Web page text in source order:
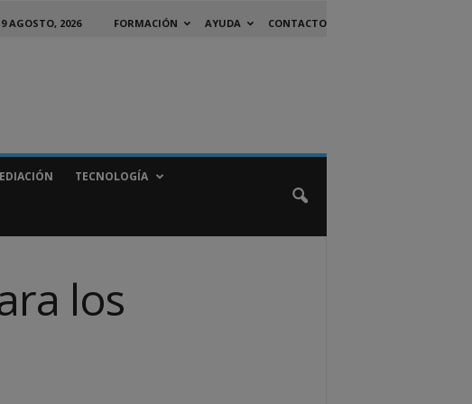
AGOSTO, 2026 FORMACIÓN AYUDA CONTACTO
TECNOLOGÍA
los